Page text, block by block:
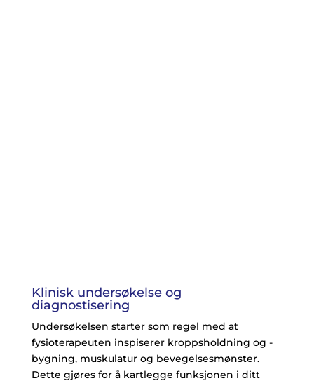
Klinisk undersøkelse og
diagnostisering
Undersøkelsen starter som regel med at
fysioterapeuten inspiserer kroppsholdning og -
bygning, muskulatur og bevegelsesmønster.
Dette gjøres for å kartlegge funksjonen i ditt